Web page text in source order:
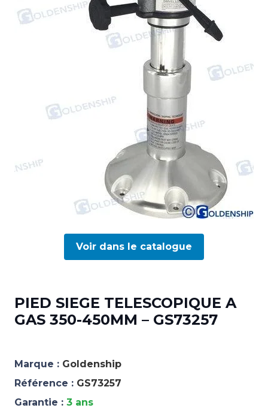
Voir dans le catalogue
PIED SIEGE TELESCOPIQUE A
GAS 350-450MM – GS73257
Marque : Goldenship
Référence : GS73257
Garantie : 3 ans